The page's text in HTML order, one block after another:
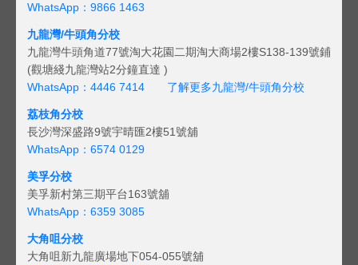
WhatsApp：9866 1463
九龍灣/牛頭角分校
九龍灣牛頭角道77號淘大花園二期淘大商場2樓S138-139號鋪
(觀塘綫九龍灣站2分鐘直達 )
WhatsApp：4446 7414
了解更多九龍灣/牛頭角分校
荔枝角分校
長沙灣深盛路9號宇晴匯2樓51號舖
WhatsApp：6574 0129
美孚分校
美孚新村第三期平台163號舖
WhatsApp：6359 3085
大角咀分校
大角咀新九龍廣場地下054-055號舖